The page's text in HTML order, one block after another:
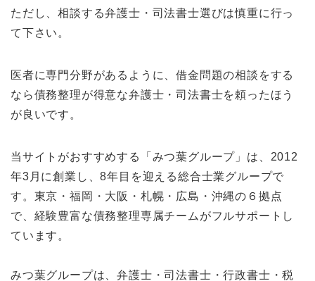
ただし、相談する弁護士・司法書士選びは慎重に行っ
て下さい。
医者に専門分野があるように、借金問題の相談をする
なら債務整理が得意な弁護士・司法書士を頼ったほう
が良いです。
当サイトがおすすめする「みつ葉グループ」は、2012
年3月に創業し、8年目を迎える総合士業グループで
す。東京・福岡・大阪・札幌・広島・沖縄の６拠点
で、経験豊富な債務整理専属チームがフルサポートし
ています。
みつ葉グループは、弁護士・司法書士・行政書士・税